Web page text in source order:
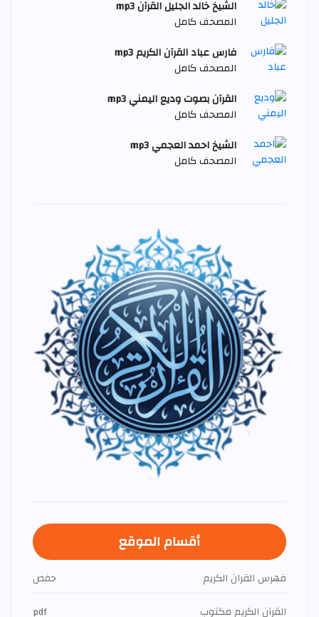
الشيخ خالد الجليل القرآن mp3
المصحف كامل
فارس عباد القرآن الكريم mp3
المصحف كامل
القرآن بصوت وديع اليمني mp3
المصحف كامل
الشيخ احمد العجمي mp3
المصحف كامل
أقسام الموقع
فهرس القران الكريم
حفص
القرآن الكريم مكتوب
pdf